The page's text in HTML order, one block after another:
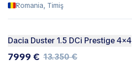
Romania, Timiş
Dacia Duster 1.5 DCi Prestige 4×4
7999 € 13.350 €